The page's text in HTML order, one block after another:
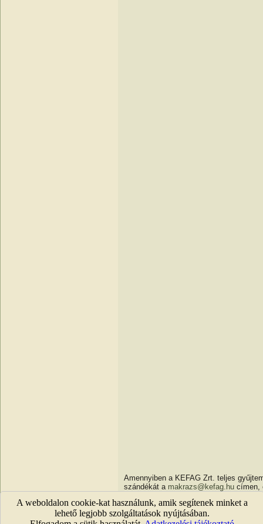
Amennyiben a KEFAG Zrt. teljes
szándékát a makrazs@kefag.hu címen,
Vissza a kezdőlapra...
A weboldalon cookie-kat használunk, amik segítenek minket a
lehető legjobb szolgáltatások nyújtásában.